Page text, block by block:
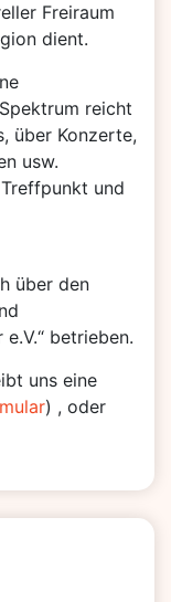
Freiraum
dient.
reicht
über Konzerte,
usw.
und
über den
betrieben.
uns eine
) , oder